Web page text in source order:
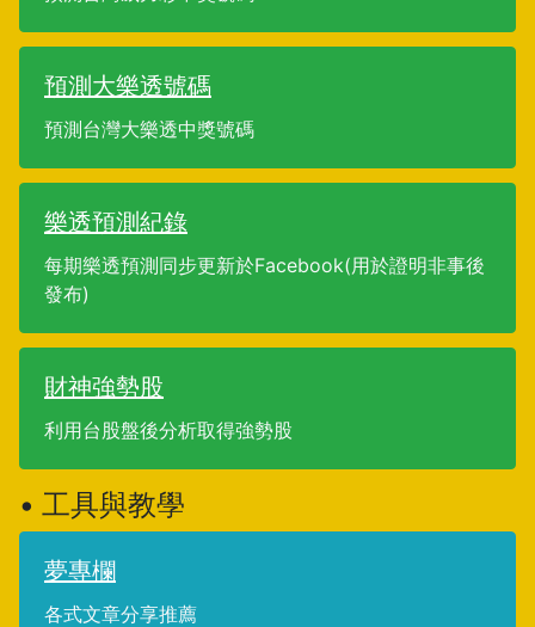
預測大樂透號碼
預測台灣大樂透中獎號碼
樂透預測紀錄
每期樂透預測同步更新於Facebook(用於證明非事後
發布)
財神強勢股
利用台股盤後分析取得強勢股
• 工具與教學
夢專欄
各式文章分享推薦